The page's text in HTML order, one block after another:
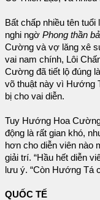
Bất chấp nhiều tên
nghi ngờ Phong thần
Cường và vợ lăng xê
vai nam chính, Lôi
Cường đã tiết lộ đúng
võ thuật này vì Hướng
bị cho vai diễn.
Tuy Hướng Hoa
động là rất gian khó,
hơn cho diễn viên nào
giải trí. “Hầu hết diễn
lưu ý. “Còn Hướng Tá
QUỐC TẾ